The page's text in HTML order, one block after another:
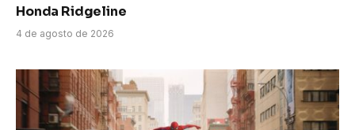
Honda Ridgeline
4 de agosto de 2026